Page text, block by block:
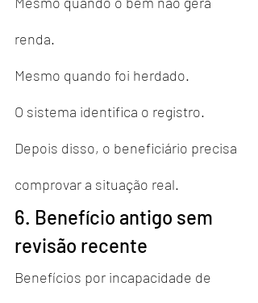
renda.
Mesmo quando foi herdado.
O sistema identifica o registro.
Depois disso, o beneficiário precisa
comprovar a situação real.
6. Benefício antigo sem
revisão recente
Benefícios por incapacidade de